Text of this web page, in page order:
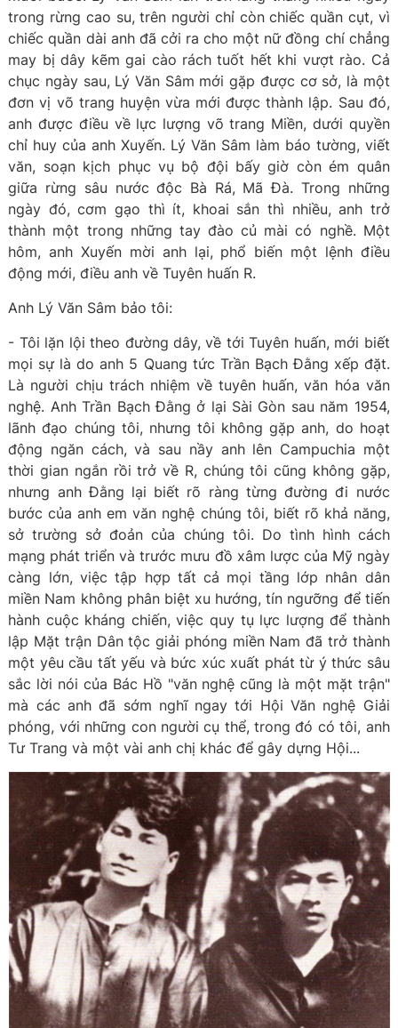
trong rừng cao su, trên người chỉ còn chiếc quần cụt, vì
chiếc quần dài anh đã cởi ra cho một nữ đồng chí chẳng
may bị dây kẽm gai cào rách tuốt hết khi vượt rào. Cả
chục ngày sau, Lý Văn Sâm mới gặp được cơ sở, là một
đơn vị võ trang huyện vừa mới được thành lập. Sau đó,
anh được điều về lực lượng võ trang Miền, dưới quyền
chỉ huy của anh Xuyến. Lý Văn Sâm làm báo tường, viết
văn, soạn kịch phục vụ bộ đội bấy giờ còn ém quân
giữa rừng sâu nước độc Bà Rá, Mã Đà. Trong những
ngày đó, cơm gạo thì ít, khoai sắn thì nhiều, anh trở
thành một trong những tay đào củ mài có nghề. Một
hôm, anh Xuyến mời anh lại, phổ biến một lệnh điều
động mới, điều anh về Tuyên huấn R.
Anh Lý Văn Sâm bảo tôi:
- Tôi lặn lội theo đường dây, về tới Tuyên huấn, mới biết
mọi sự là do anh 5 Quang tức Trần Bạch Đằng xếp đặt.
Là người chịu trách nhiệm về tuyên huấn, văn hóa văn
nghệ. Anh Trần Bạch Đằng ở lại Sài Gòn sau năm 1954,
lãnh đạo chúng tôi, nhưng tôi không gặp anh, do hoạt
động ngăn cách, và sau nầy anh lên Campuchia một
thời gian ngắn rồi trở về R, chúng tôi cũng không gặp,
nhưng anh Đằng lại biết rõ ràng từng đường đi nước
bước của anh em văn nghệ chúng tôi, biết rõ khả năng,
sở trường sở đoản của chúng tôi. Do tình hình cách
mạng phát triển và trước mưu đồ xâm lược của Mỹ ngày
càng lớn, việc tập hợp tất cả mọi tầng lớp nhân dân
miền Nam không phân biệt xu hướng, tín ngưỡng để tiến
hành cuộc kháng chiến, việc quy tụ lực lượng để thành
lập Mặt trận Dân tộc giải phóng miền Nam đã trở thành
một yêu cầu tất yếu và bức xúc xuất phát từ ý thức sâu
sắc lời nói của Bác Hồ "văn nghệ cũng là một mặt trận"
mà các anh đã sớm nghĩ ngay tới Hội Văn nghệ Giải
phóng, với những con người cụ thể, trong đó có tôi, anh
Tư Trang và một vài anh chị khác để gây dựng Hội...